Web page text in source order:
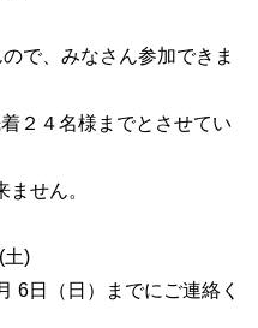
で、みなさん参加できま
２４名様までとさせてい
せん。
土)
日（日）までにご連絡く